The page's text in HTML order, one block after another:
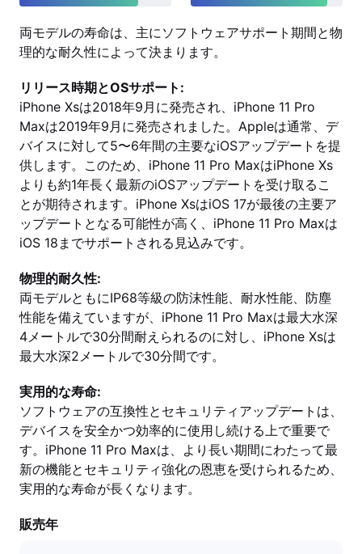
両モデルの寿命は、主にソフトウェアサポート期間と物
理的な耐久性によって決まります。
リリース時期とOSサポート:
iPhone Xsは2018年9月に発売され、iPhone 11 Pro
Maxは2019年9月に発売されました。Appleは通常、デ
バイスに対して5〜6年間の主要なiOSアップデートを提
供します。このため、iPhone 11 Pro MaxはiPhone Xs
よりも約1年長く最新のiOSアップデートを受け取るこ
とが期待されます。iPhone XsはiOS 17が最後の主要ア
ップデートとなる可能性が高く、iPhone 11 Pro Maxは
iOS 18までサポートされる見込みです。
物理的耐久性:
両モデルともにIP68等級の防沫性能、耐水性能、防塵
性能を備えていますが、iPhone 11 Pro Maxは最大水深
4メートルで30分間耐えられるのに対し、iPhone Xsは
最大水深2メートルで30分間です。
実用的な寿命:
ソフトウェアの互換性とセキュリティアップデートは、
デバイスを安全かつ効率的に使用し続ける上で重要で
す。iPhone 11 Pro Maxは、より長い期間にわたって最
新の機能とセキュリティ強化の恩恵を受けられるため、
実用的な寿命が長くなります。
販売年